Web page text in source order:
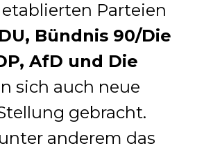
Parteien
Bündnis 90/Die
AfD und Die
sich auch neue
gebracht.
anderem das